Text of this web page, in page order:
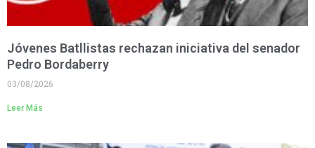
Jóvenes Batllistas rechazan iniciativa del senador
Pedro Bordaberry
03/08/2026
Leer Más